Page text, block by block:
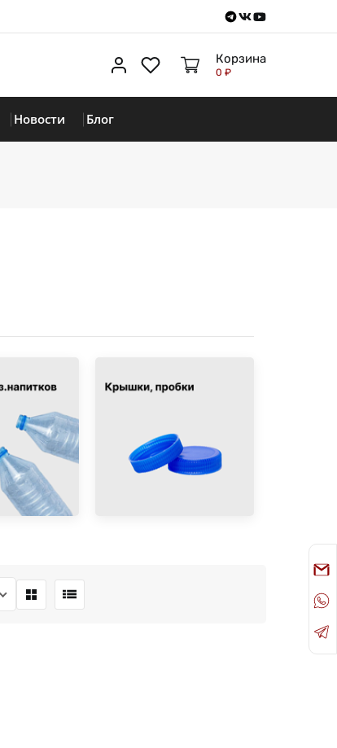
Telegram
VKontakte
Youtube
Личный кабинет
ИзбранноеКорзина
0 ₽
Новости Блог